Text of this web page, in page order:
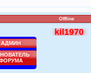
Offline
kil1970
АДМИН